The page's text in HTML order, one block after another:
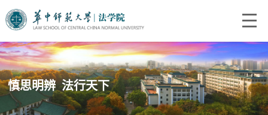
慎思明辨 法行天下